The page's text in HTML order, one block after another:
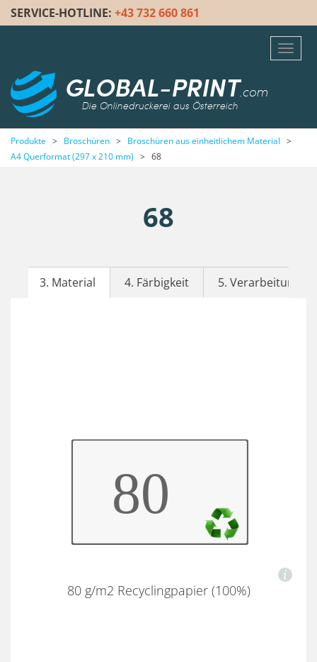
SERVICE-HOTLINE: +43 732 660 861
GLOBAL-PRINT.com
Die Onlinedruckerei aus Österreich
Produkte > Broschüren > Broschüren aus einheitlichem Material >
A4 Querformat (297 x 210 mm) > 68
68
3. Material 4. Färbigkeit 5. Verarbeitung
80 g/m2 Recyclingpapier (100%)